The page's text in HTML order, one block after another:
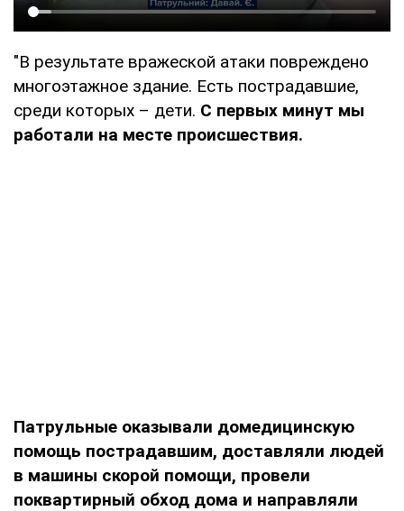
"В результате вражеской атаки повреждено
многоэтажное здание. Есть пострадавшие,
среди которых – дети. С первых минут мы
работали на месте происшествия.
Патрульные оказывали домедицинскую
помощь пострадавшим, доставляли людей
в машины скорой помощи, провели
поквартирный обход дома и направляли